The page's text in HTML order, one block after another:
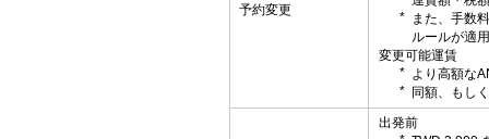
予約変更
また、手数
ルールが適
変更可能運賃
より高額な
同額、もし
出発前